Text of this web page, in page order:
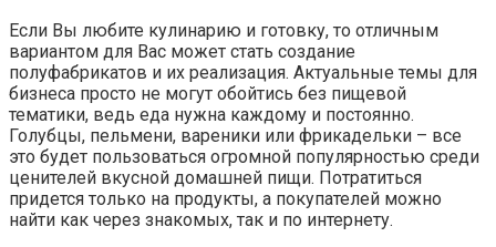
Если Вы любите кулинарию и готовку, то отличным
вариантом для Вас может стать создание
полуфабрикатов и их реализация. Актуальные темы для
бизнеса просто не могут обойтись без пищевой
тематики, ведь еда нужна каждому и постоянно.
Голубцы, пельмени, вареники или фрикадельки – все
это будет пользоваться огромной популярностью среди
ценителей вкусной домашней пищи. Потратиться
придется только на продукты, а покупателей можно
найти как через знакомых, так и по интернету.